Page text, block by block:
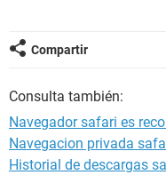
Compartir
Consulta también:
Navegador safari es
Navegacion privada
Historial de descargas